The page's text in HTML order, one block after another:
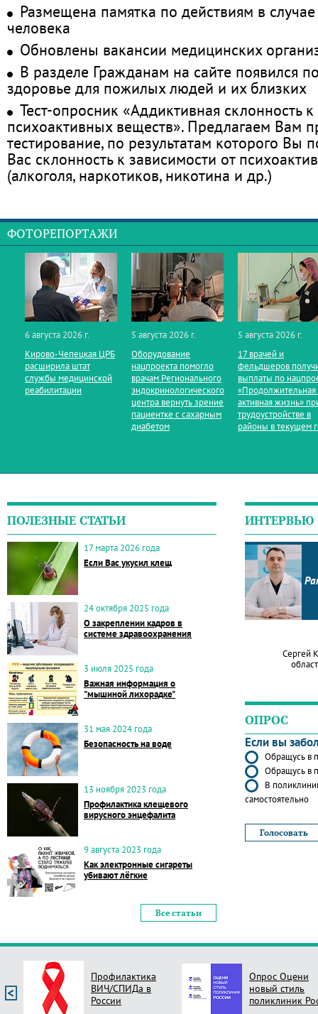
Размещена памятка по действиям в
человека
Обновлены вакансии медицинских
В разделе Гражданам на сайте появился
здоровье для пожилых людей и их близких
Тест-опросник «Аддиктивная склонность
психоактивных веществ». Предлагаем Вам
тестирование, по результатам которого Вы
Вас склонность к зависимости от
(алкоголя, наркотиков, никотина и др.)
ФОТОРЕПОРТАЖИ
6 августа 2026 г.
Кирово‑Чепецкая ЦРБ
расширила штат
службы медицинской
реабилитации
5 августа 2026 г.
Оборудование
нацпроекта помогло
врачам Регионального
эндокринологического
центра вернуть зрение
пациентке с сахарным
диабетом
5 августа 2026 г.
17 врачей и
фельдшеров
выплаты по
«Продолжительная
активная жизнь»
трудоустройстве в
районы в текущем
ПОЛЕЗНЫЕ СТАТЬИ
17 марта 2026 года
Если Вас укусил клещ
24 октября 2025 года
О закреплении кадров в
системе здравоохранения
3 июля 2025 года
Важная информация о
"мышиной лихорадке"
31 мая 2024 года
Безопасность на воде
13 ноября 2023 года
Профилактика клещевого
вирусного энцефалита
9 августа 2023 года
Как электронные сигареты
убивают лёгкие
Все статьи
ИНТЕРВЬЮ
Сергей
ОПРОС
Если вы
Обращусь в
Обращусь в
В
самостоятельно
Профилактика
ВИЧ/СПИДа в
России
Опрос Оцени
новый стиль
поликлиник